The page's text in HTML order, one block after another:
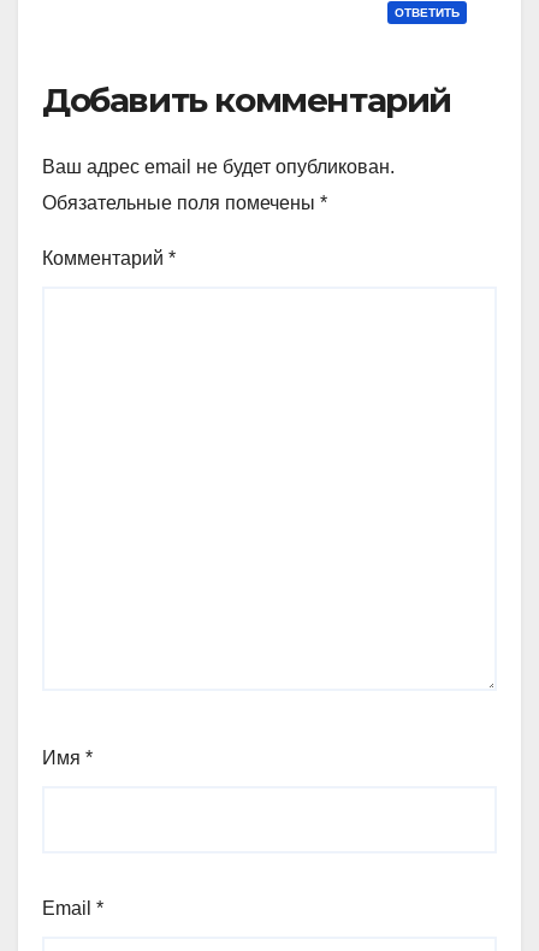
ОТВЕТИТЬ
Добавить комментарий
Ваш адрес email не будет опубликован.
Обязательные поля помечены *
Комментарий *
Имя *
Email *